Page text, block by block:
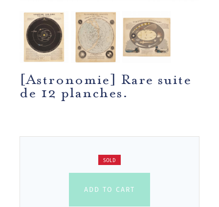
[Astronomie] Rare suite
de 12 planches.
SOLD
ADD TO CART